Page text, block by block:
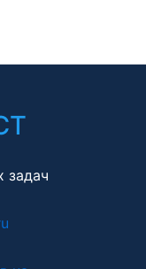
задач